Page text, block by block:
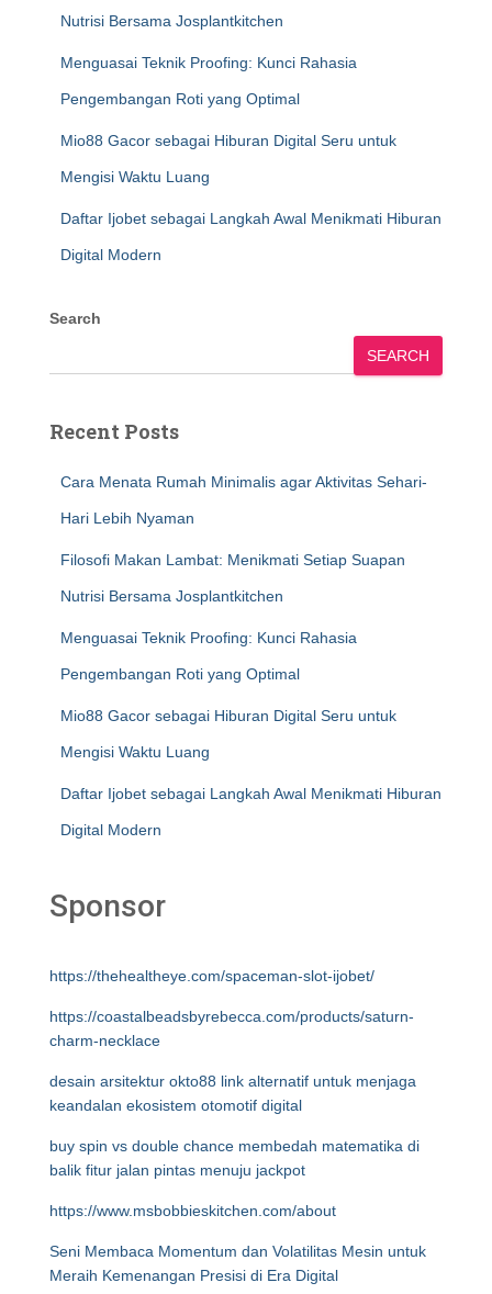
Nutrisi Bersama Josplantkitchen
Menguasai Teknik Proofing: Kunci Rahasia
Pengembangan Roti yang Optimal
Mio88 Gacor sebagai Hiburan Digital Seru untuk
Mengisi Waktu Luang
Daftar Ijobet sebagai Langkah Awal Menikmati Hiburan
Digital Modern
Search
SEARCH
Recent Posts
Cara Menata Rumah Minimalis agar Aktivitas Sehari-
Hari Lebih Nyaman
Filosofi Makan Lambat: Menikmati Setiap Suapan
Nutrisi Bersama Josplantkitchen
Menguasai Teknik Proofing: Kunci Rahasia
Pengembangan Roti yang Optimal
Mio88 Gacor sebagai Hiburan Digital Seru untuk
Mengisi Waktu Luang
Daftar Ijobet sebagai Langkah Awal Menikmati Hiburan
Digital Modern
Sponsor
https://thehealtheye.com/spaceman-slot-ijobet/
https://coastalbeadsbyrebecca.com/products/saturn-
charm-necklace
desain arsitektur okto88 link alternatif untuk menjaga
keandalan ekosistem otomotif digital
buy spin vs double chance membedah matematika di
balik fitur jalan pintas menuju jackpot
https://www.msbobbieskitchen.com/about
Seni Membaca Momentum dan Volatilitas Mesin untuk
Meraih Kemenangan Presisi di Era Digital